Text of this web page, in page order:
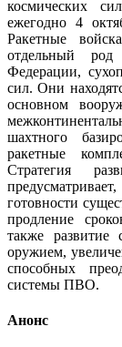
космических
ежегодно 4
Ракетные
отдельный
Федерации,
сил. Они
основном
шахтного
ракетные
Стратегия
готовности
продление
также развитие
оружием,
способных
системы ПВО.
Анонс